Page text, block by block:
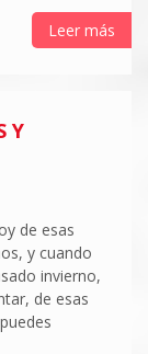
Leer más
Y
de esas
y cuando
invierno,
de esas